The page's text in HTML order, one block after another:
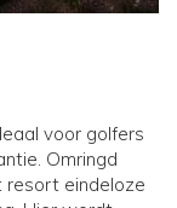
voor golfers
Omringd
resort eindeloze